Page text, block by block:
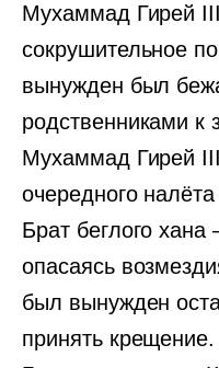
Мухаммад Гирей
сокрушительное
вынужден был
родственниками к
Мухаммад Гирей
очередного
Брат беглого
опасаясь
был вынужден
принять